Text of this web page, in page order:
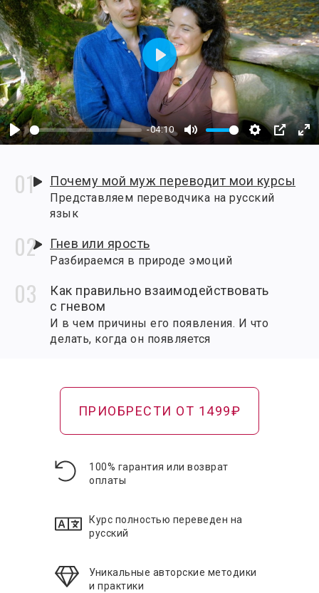
Play
-04:10
Mute Settings
PIP
Play
Почему мой муж переводит мои курсы
Представляем переводчика на русский
язык
Гнев или ярость
Разбираемся в природе эмоций
Как правильно взаимодействовать
с гневом
И в чем причины его появления. И что
делать, когда он появляется
влияния эмоции гнева
выполнением практики
Важные советы и пояснения
Саундтрек восстановления гармонии
баланс
ПРИОБРЕСТИ ОТ 1499₽
100% гарантия или возврат
оплаты
Курс полностью переведен на
русский
Уникальные авторские методики
и практики